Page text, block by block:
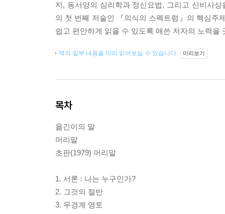
지, 동서양의 심리학과 정신요법, 그리고 신비사
의 첫 번째 저술인 『의식의 스펙트럼』의 핵심주
쉽고 편안하게 읽을 수 있도록 애쓴 저자의 노력을
책의 일부 내용을 미리 읽어보실 수 있습니다. 미리보기
목차
옮긴이의 말
머리말
초판(1979) 머리말
1. 서론 : 나는 누구인가?
2. 그것의 절반
3. 무경계 영토